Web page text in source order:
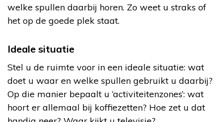
welke spullen daarbij horen. Zo weet u straks of
het op de goede plek staat.
Ideale situatie
Stel u de ruimte voor in een ideale situatie: wat
doet u waar en welke spullen gebruikt u daarbij?
Op die manier bepaalt u ‘activiteitenzones’: wat
hoort er allemaal bij koffiezetten? Hoe zet u dat